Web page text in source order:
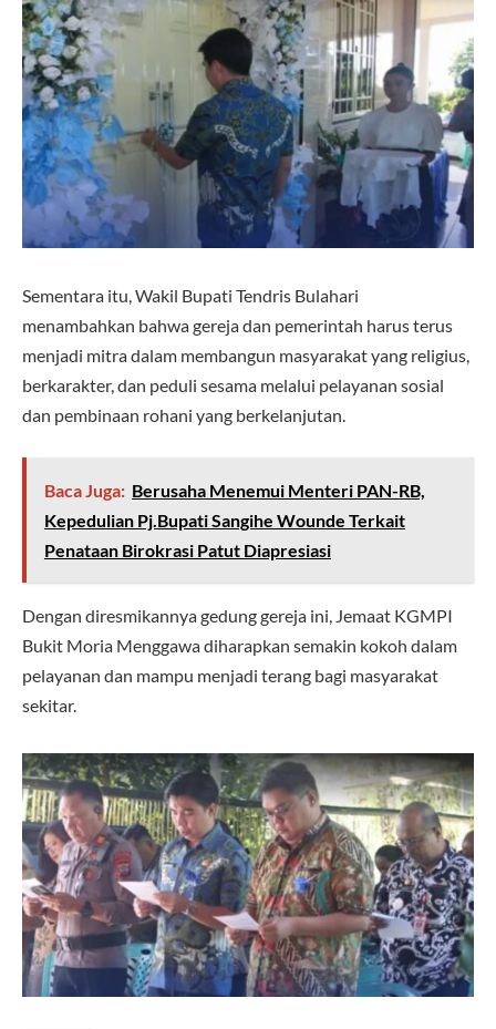
Sementara itu, Wakil Bupati Tendris Bulahari
menambahkan bahwa gereja dan pemerintah harus terus
menjadi mitra dalam membangun masyarakat yang religius,
berkarakter, dan peduli sesama melalui pelayanan sosial
dan pembinaan rohani yang berkelanjutan.
Baca Juga: Berusaha Menemui Menteri PAN-RB,
Kepedulian Pj.Bupati Sangihe Wounde Terkait
Penataan Birokrasi Patut Diapresiasi
Dengan diresmikannya gedung gereja ini, Jemaat KGMPI
Bukit Moria Menggawa diharapkan semakin kokoh dalam
pelayanan dan mampu menjadi terang bagi masyarakat
sekitar.